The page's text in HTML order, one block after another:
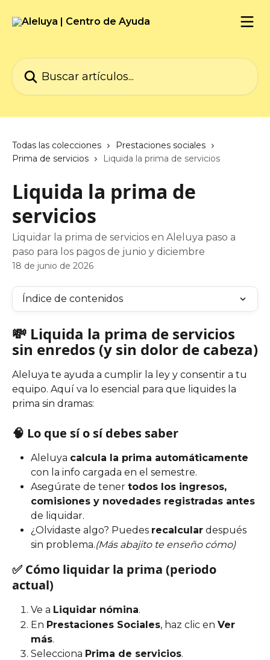
Buscar artículos...
Todas las colecciones
Prestaciones sociales
Prima de servicios
Liquida la prima de servicios
Liquida la prima de
servicios
Liquidar la prima de servicios en Aleluya paso a
paso para los pagos de junio y diciembre
18 de junio de 2026
Índice de contenidos
💸 Liquida la prima de servicios
sin enredos (y sin dolor de cabeza)
Aleluya te ayuda a cumplir la ley y consentir a tu
equipo. Aquí va lo esencial para que liquides la
prima sin dramas:
🧠 Lo que sí o sí debes saber
Aleluya calcula la prima automáticamente
con la info cargada en el semestre.
Asegúrate de tener todos los ingresos,
comisiones y novedades registradas antes
de liquidar.
¿Olvidaste algo? Puedes recalcular después
sin problema.(Más abajito te enseño cómo)
✅ Cómo liquidar la prima (periodo
actual)
Ve a Liquidar nómina.
En Prestaciones Sociales, haz clic en Ver
más.
Selecciona Prima de servicios.